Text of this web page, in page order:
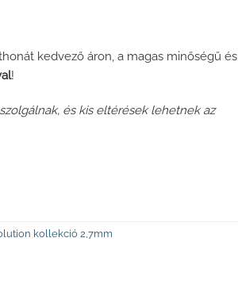
kedvező áron, a magas minőségű és
!
és kis eltérések lehetnek az
kollekció 2,7mm